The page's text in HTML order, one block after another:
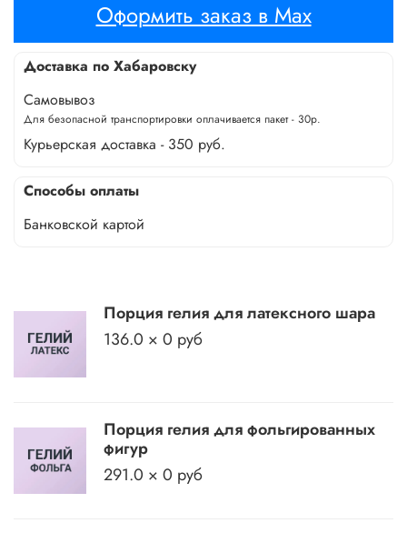
Оформить заказ в Max
Доставка по Хабаровску
Самовывоз
Для безопасной транспортировки оплачивается пакет - 30р.
Курьерская доставка - 350 руб.
Способы оплаты
Банковской картой
Порция гелия для латексного шара
136.0 × 0 руб
Порция гелия для фольгированных
фигур
291.0 × 0 руб